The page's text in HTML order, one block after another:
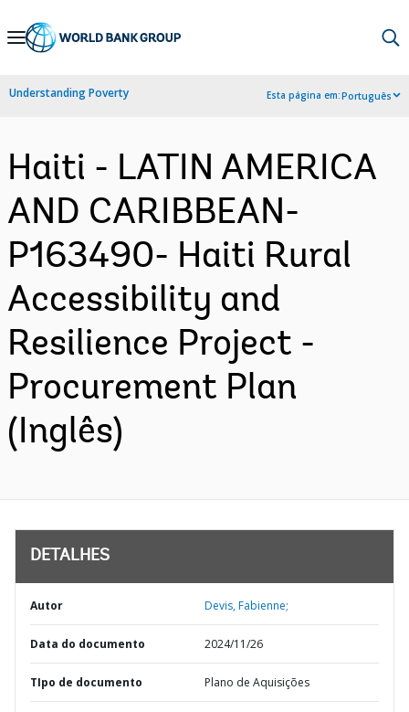
Skip
Navigation
Understanding Poverty Esta página em:Português
Haiti - LATIN AMERICA
AND CARIBBEAN-
P163490- Haiti Rural
Accessibility and
Resilience Project -
Procurement Plan
(Inglês)
DETALHES
Autor Devis, Fabienne;
Data do documento 2024/11/26
TIpo de documento Plano de Aquisições